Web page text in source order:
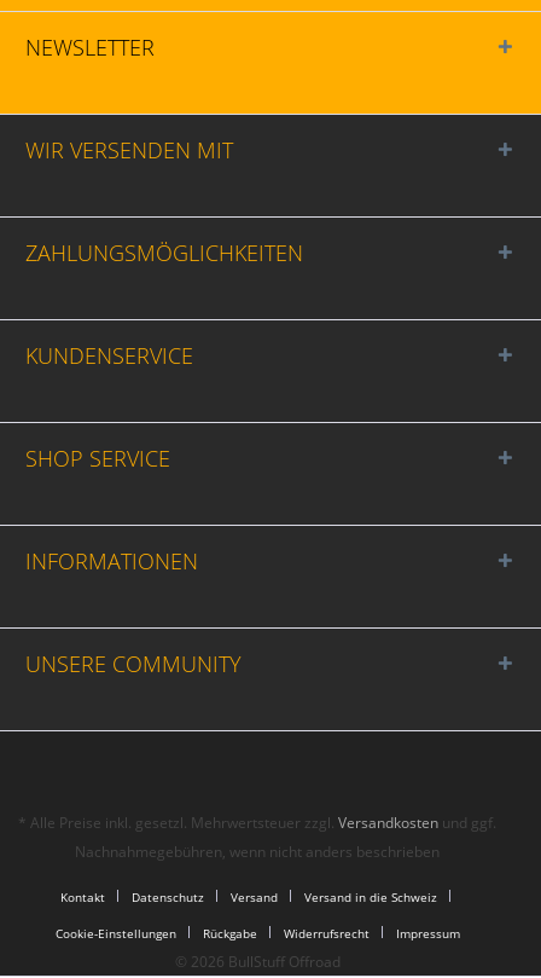
NEWSLETTER
WIR VERSENDEN MIT
ZAHLUNGSMÖGLICHKEITEN
KUNDENSERVICE
SHOP SERVICE
INFORMATIONEN
UNSERE COMMUNITY
* Alle Preise inkl. gesetzl. Mehrwertsteuer zzgl.Versandkosten und ggf.
Nachnahmegebühren, wenn nicht anders beschrieben
Kontakt Datenschutz Versand Versand in die Schweiz
Cookie-Einstellungen Rückgabe Widerrufsrecht Impressum
© 2026 BullStuff Offroad